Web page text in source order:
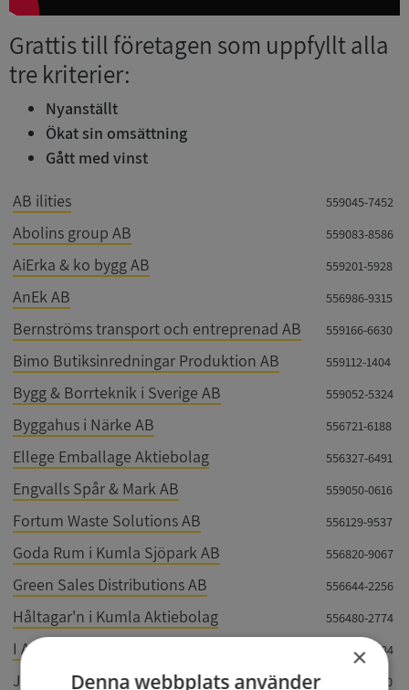
Grattis till företagen som uppfyllt alla
tre kriterier:
Nyanställt
Ökat sin omsättning
Gått med vinst
AB ilities 559045-7452
Abolins group AB 559083-8586
AiErka & ko bygg AB 559201-5928
AnEk AB 556986-9315
Bernströms transport och entreprenad AB 559166-6630
Bimo Butiksinredningar Produktion AB 559112-1404
Bygg & Borrteknik i Sverige AB 559052-5324
Byggahus i Närke AB 556721-6188
Ellege Emballage Aktiebolag 556327-6491
Engvalls Spår & Mark AB 559050-0616
Fortum Waste Solutions AB 556129-9537
Goda Rum i Kumla Sjöpark AB 556820-9067
Green Sales Distributions AB 556644-2256
Håltagar'n i Kumla Aktiebolag 556480-2774
I AMhh interior AB 556962-3084
Jenny Bostad AB 556790-1680
×
Denna webbplats använder